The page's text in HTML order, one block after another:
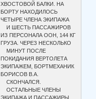
ХВОСТОВОЙ БАЛКИ. НА
БОРТУ НАХОДИЛОСЬ
ЧЕТЫРЕ ЧЛЕНА ЭКИПАЖА
И ШЕСТЬ ПАССАЖИРОВ
ИЗ ПЕРСОНАЛА ООН, 144 КГ
ГРУЗА. ЧЕРЕЗ НЕСКОЛЬКО
МИНУТ ПОСЛЕ
ПОКИДАНИЯ ВЕРТОЛЕТА
ЭКИПАЖЕМ, БОРТМЕХАНИК
БОРИСОВ В.А.
СКОНЧАЛСЯ.
ОСТАЛЬНЫЕ ЧЛЕНЫ
ЭКИПАЖА И ПАССАЖИРЫ